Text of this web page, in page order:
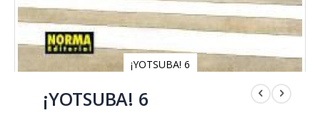
¡YOTSUBA! 6
comienzo¡YOTSUBA! 6